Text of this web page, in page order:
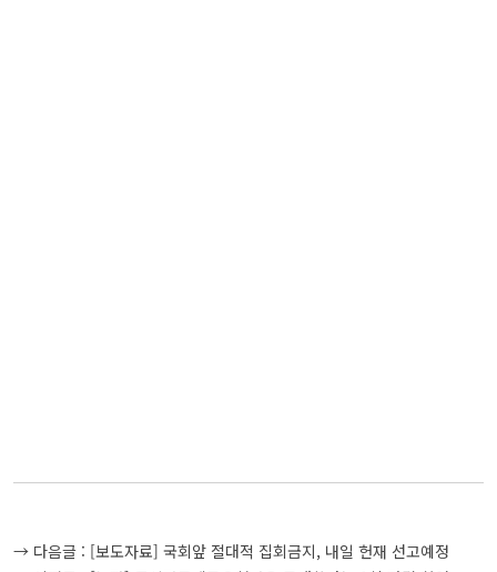
글
→ 다음글 : [보도자료] 국회앞 절대적 집회금지, 내일 헌재 선고예정